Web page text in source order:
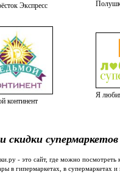
Экспресс
континент
Я
скидки
- это сайт, где можно посмотреть
в гипермаркетах, в супермаркетах